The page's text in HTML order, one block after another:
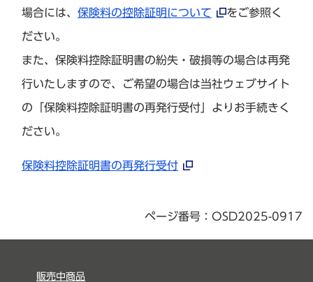
場合には、 保険料の控除証明について をご参照く
ださい。
また、保険料控除証明書の紛失・破損等の場合は再発
行いたしますので、ご希望の場合は当社ウェブサイト
の「保険料控除証明書の再発行受付」よりお手続きく
ださい。
保険料控除証明書の再発行受付
ページ番号：OSD2025-0917
販売中商品